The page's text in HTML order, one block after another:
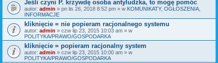
Jeśli czyni P. krzywdę osoba antyludzka, to mogę pomóc
autor: admin » pn lis 26, 2018 8:52 pm » w KOMUNIKATY, OGŁOSZENIA,
INFORMACJE
kliknięcie = nie popieram racjonalnego systemu
autor: admin » czw lip 23, 2015 10:03 am » w
POLITYKA/PRAWO/GOSPODARKA
kliknięcie = popieram racjonalny system
autor: admin » czw lip 23, 2015 10:00 am » w
POLITYKA/PRAWO/GOSPODARKA